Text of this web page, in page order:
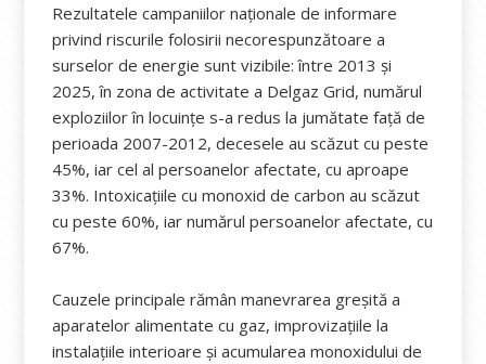
Rezultatele campaniilor naționale de informare
privind riscurile folosirii necorespunzătoare a
surselor de energie sunt vizibile: între 2013 și
2025, în zona de activitate a Delgaz Grid, numărul
exploziilor în locuințe s-a redus la jumătate față de
perioada 2007-2012, decesele au scăzut cu peste
45%, iar cel al persoanelor afectate, cu aproape
33%. Intoxicațiile cu monoxid de carbon au scăzut
cu peste 60%, iar numărul persoanelor afectate, cu
67%.
Cauzele principale rămân manevrarea greșită a
aparatelor alimentate cu gaz, improvizațiile la
instalațiile interioare și acumularea monoxidului de